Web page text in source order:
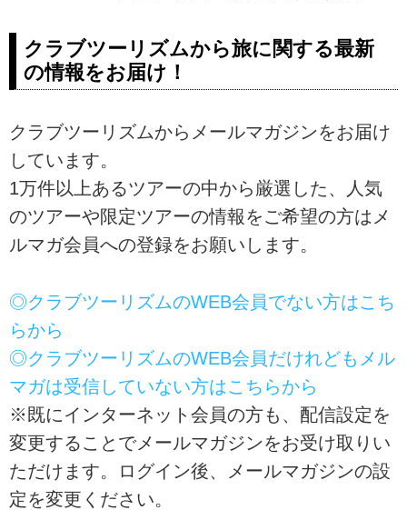
クラブツーリズムから旅に関する最新
の情報をお届け！
クラブツーリズムからメールマガジンをお届け
しています。
1万件以上あるツアーの中から厳選した、人気
のツアーや限定ツアーの情報をご希望の方はメ
ルマガ会員への登録をお願いします。
◎クラブツーリズムのWEB会員でない方はこち
らから
◎クラブツーリズムのWEB会員だけれどもメル
マガは受信していない方はこちらから
※既にインターネット会員の方も、配信設定を
変更することでメールマガジンをお受け取りい
ただけます。ログイン後、メールマガジンの設
定を変更ください。